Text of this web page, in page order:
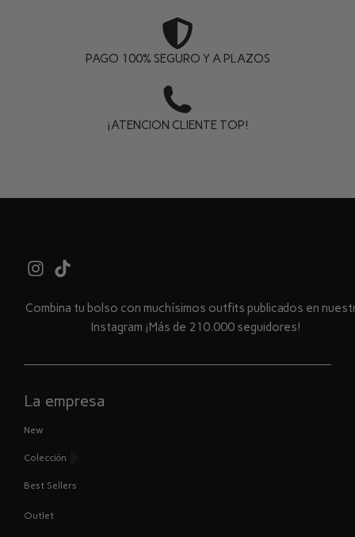
PAGO 100% SEGURO Y A PLAZOS
¡ATENCION CLIENTE TOP!
Combina tu bolso con muchísimos outfits publicados en
Instagram ¡Más de 210.000 seguidores!
La empresa
New
Colección
Best Sellers
Outlet